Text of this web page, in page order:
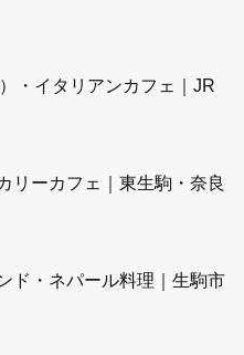
・イタリアンカフェ｜JR
ーカフェ｜東生駒・奈良
・ネパール料理｜生駒市